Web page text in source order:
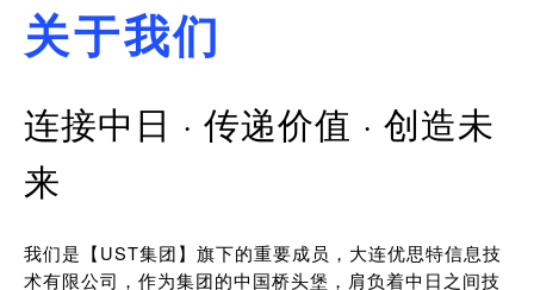
关于我们
连接中日 · 传递价值 · 创造未
来
我们是【UST集团】旗下的重要成员，大连优思特信息技
术有限公司，作为集团的中国桥头堡，肩负着中日之间技